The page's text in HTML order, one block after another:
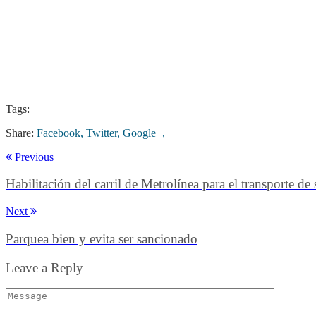
Tags:
Share: Facebook, Twitter, Google+,
Previous
Habilitación del carril de Metrolínea para el transporte
Next
Parquea bien y evita ser sancionado
Leave a Reply